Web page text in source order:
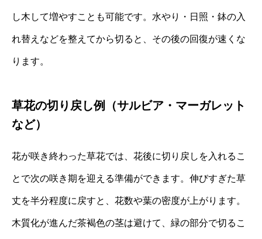
し木して増やすことも可能です。水やり・日照・鉢の入
れ替えなどを整えてから切ると、その後の回復が速くな
ります。
草花の切り戻し例（サルビア・マーガレット
など）
花が咲き終わった草花では、花後に切り戻しを入れるこ
とで次の咲き期を迎える準備ができます。伸びすぎた草
丈を半分程度に戻すと、花数や葉の密度が上がります。
木質化が進んだ茶褐色の茎は避けて、緑の部分で切るこ